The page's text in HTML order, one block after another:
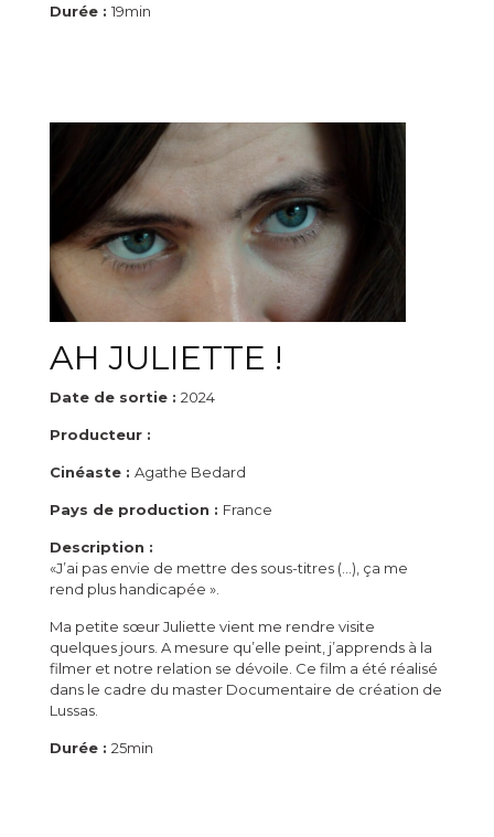
Durée : 19min
AH JULIETTE !
Date de sortie : 2024
Producteur :
Cinéaste : Agathe Bedard
Pays de production : France
Description :
«J’ai pas envie de mettre des sous-titres (…), ça me
rend plus handicapée ».
Ma petite sœur Juliette vient me rendre visite
quelques jours. A mesure qu’elle peint, j’apprends à la
filmer et notre relation se dévoile. Ce film a été réalisé
dans le cadre du master Documentaire de création de
Lussas.
Durée : 25min